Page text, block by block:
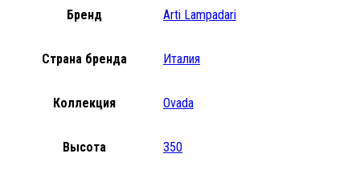
Бренд Arti Lampadari
Страна бренда Италия
Коллекция Ovada
Высота 350